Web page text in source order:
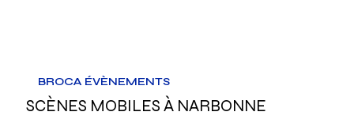
BROCA ÉVÈNEMENTS
SCÈNES MOBILES À NARBONNE